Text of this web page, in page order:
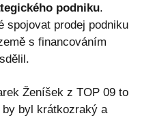
podniku.
spojovat prodej podniku
s financováním
Ženíšek z TOP 09 to
byl krátkozraký a